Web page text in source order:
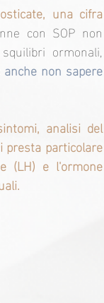
una cifra
con SOP non
ormonali,
non sapere
analisi del
presta particolare
(LH) e l'ormone